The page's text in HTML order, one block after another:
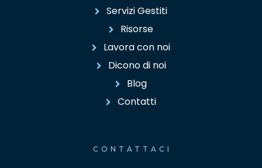
Servizi Gestiti
Risorse
Lavora con noi
Dicono di noi
Blog
Contatti
CONTATTACI